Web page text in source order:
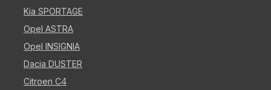
Kia SPORTAGE
Opel ASTRA
Opel INSIGNIA
Dacia DUSTER
Citroen C4